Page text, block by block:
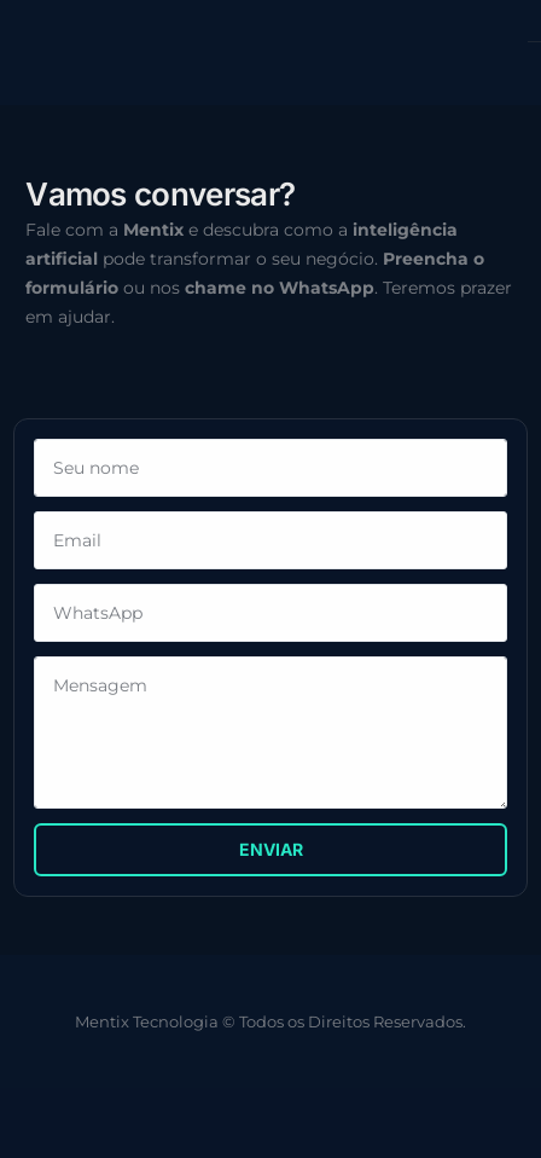
Vamos conversar?
Fale com a Mentix e descubra como a inteligência
artificial pode transformar o seu negócio. Preencha o
formulário ou noschame no WhatsApp. Teremos prazer
em ajudar.
ENVIAR
Mentix Tecnologia © Todos os Direitos Reservados.